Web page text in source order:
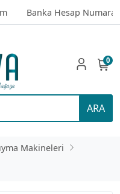
Banka Hesap
ARA
0
Makineleri